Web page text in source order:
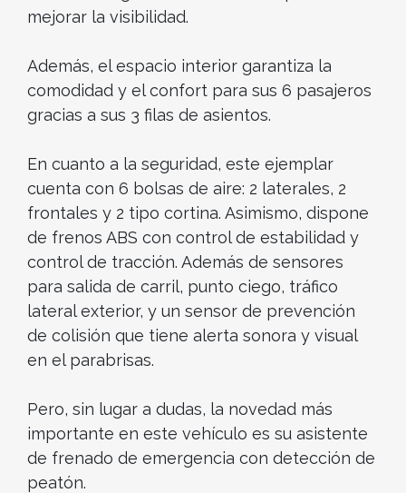
mejorar la visibilidad.
Además, el espacio interior garantiza la
comodidad y el confort para sus 6 pasajeros
gracias a sus 3 filas de asientos.
En cuanto a la seguridad, este ejemplar
cuenta con 6 bolsas de aire: 2 laterales, 2
frontales y 2 tipo cortina. Asimismo, dispone
de frenos ABS con control de estabilidad y
control de tracción. Además de sensores
para salida de carril, punto ciego, tráfico
lateral exterior, y un sensor de prevención
de colisión que tiene alerta sonora y visual
en el parabrisas.
Pero, sin lugar a dudas, la novedad más
importante en este vehículo es su asistente
de frenado de emergencia con detección de
peatón.